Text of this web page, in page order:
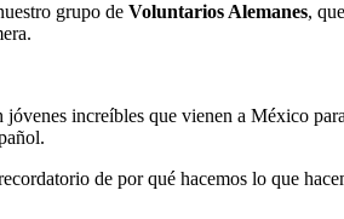
grupo de Voluntarios Alemanes,
increíbles que vienen a México
de por qué hacemos lo que